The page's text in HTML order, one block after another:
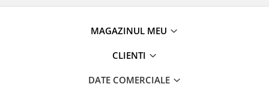
MAGAZINUL MEU
CLIENTI
DATE COMERCIALE